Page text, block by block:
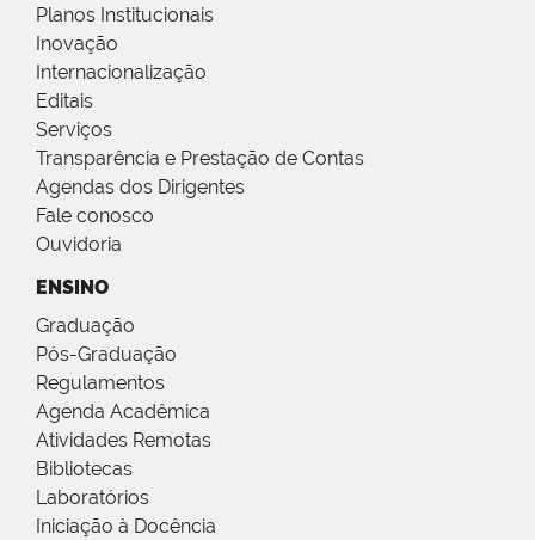
Planos Institucionais
Inovação
Internacionalização
Editais
Serviços
Transparência e Prestação de Contas
Agendas dos Dirigentes
Fale conosco
Ouvidoria
ENSINO
Graduação
Pós-Graduação
Regulamentos
Agenda Acadêmica
Atividades Remotas
Bibliotecas
Laboratórios
Iniciação à Docência